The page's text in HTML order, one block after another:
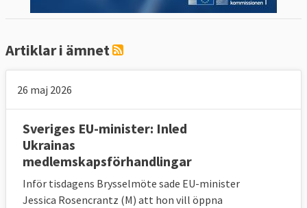
Mellan 2014 och  2023 antog EU-
lagar. EU-ländernas regeringar, var
oavsett politisk färg, nästan alltid överens
om nya EU-lagar. Sverige röstade nej 14
gånger – knappt 2 procent av lagarna. I
nästan 98 procent av omröstningarna
röstade Sverige, efter beslut i riksdagens
EU-nämnd, ja till nya EU-lagar. Läs
om undersökningen.
Artiklar i ämnet
26 maj 2026
Sveriges EU-minister: Inled
Ukrainas
medlemskapsförhandlingar
Inför tisdagens Brysselmöte sade EU-minister
Jessica Rosencrantz (M) att hon vill öppna